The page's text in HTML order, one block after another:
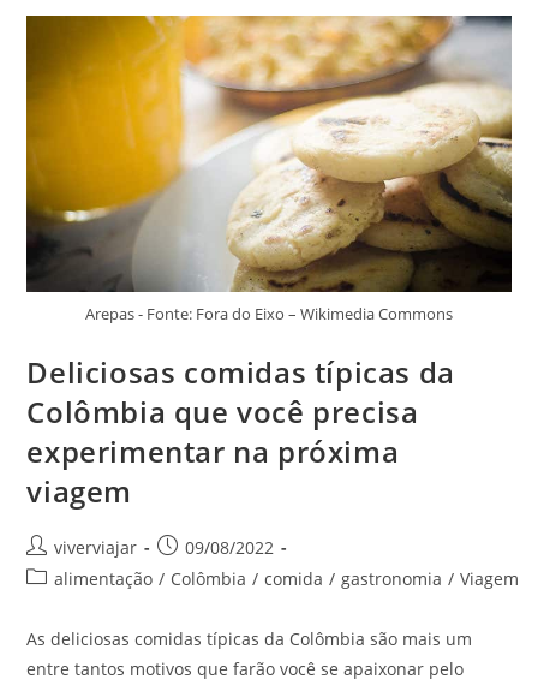
Arepas - Fonte: Fora do Eixo – Wikimedia Commons
Deliciosas comidas típicas da
Colômbia que você precisa
experimentar na próxima
viagem
Autor
do
viverviajar
Post
publicado:
09/08/2022
Categoria
post:
alimentação / Colômbia / comida / gastronomia / Viagem
As deliciosas comidas típicas da Colômbia são mais um
entre tantos motivos que farão você se apaixonar pelo